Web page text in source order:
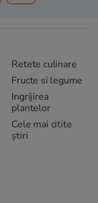
Retete culinare
Fructe si legume
Ingrijirea
plantelor
Cele mai citite
știri